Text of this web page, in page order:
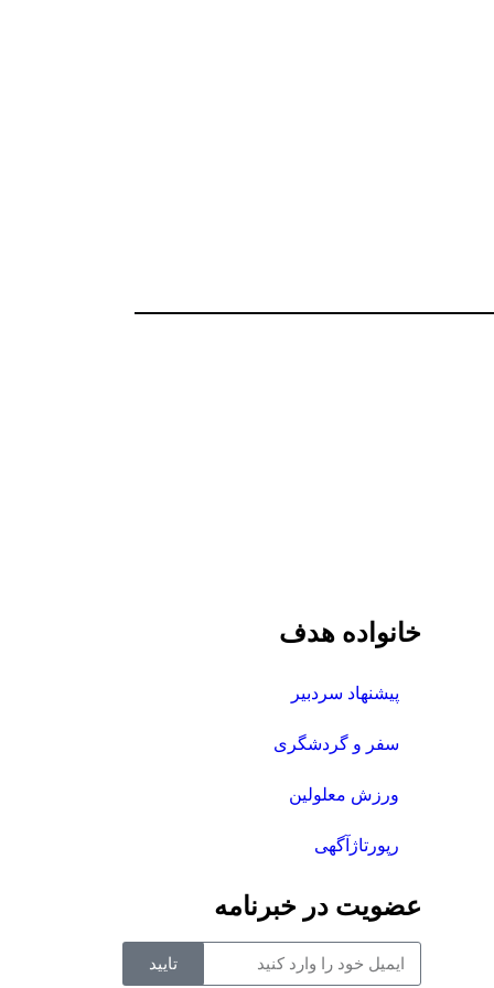
خانواده هدف
پیشنهاد سردبیر
سفر و گردشگری
ورزش معلولین
رپورتاژآگهی
عضویت در خبرنامه
تایید